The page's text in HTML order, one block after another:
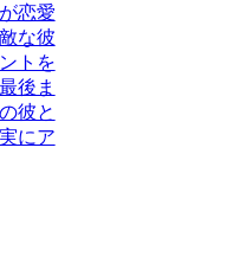
恋愛
な彼
トを
後ま
彼と
にア